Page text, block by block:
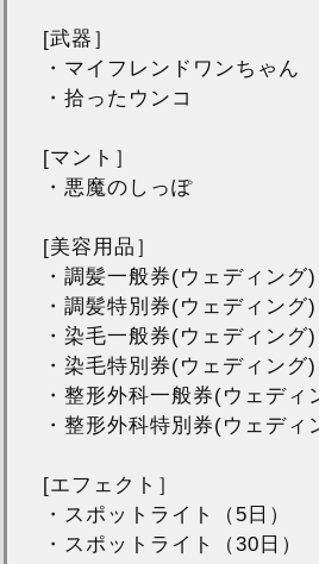
[武器］
・マイフレンドワンちゃん
・拾ったウンコ
[マント］
・悪魔のしっぽ
[美容用品］
・調髪一般券(ウェディング)
・調髪特別券(ウェディング)
・染毛一般券(ウェディング)
・染毛特別券(ウェディング)
・整形外科一般券(ウェディ
・整形外科特別券(ウェディ
[エフェクト］
・スポットライト（5日）
・スポットライト（30日）